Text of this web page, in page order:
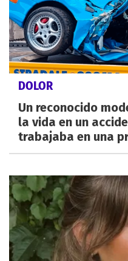
DOLOR
Un reconocido
la vida en un
trabajaba en una